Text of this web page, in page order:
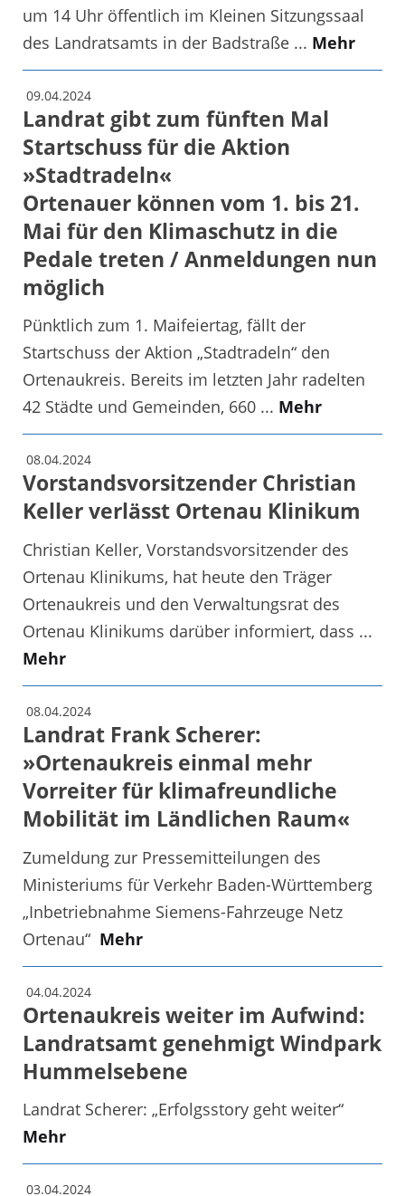
um 14 Uhr öffentlich im Kleinen Sitzungssaal
des Landratsamts in der Badstraße ... Mehr
09.04.2024
Landrat gibt zum fünften Mal
Startschuss für die Aktion
»Stadtradeln«
Ortenauer können vom 1. bis 21.
Mai für den Klimaschutz in die
Pedale treten / Anmeldungen nun
möglich
Pünktlich zum 1. Maifeiertag, fällt der
Startschuss der Aktion „Stadtradeln“ den
Ortenaukreis. Bereits im letzten Jahr radelten
42 Städte und Gemeinden, 660 ... Mehr
08.04.2024
Vorstandsvorsitzender Christian
Keller verlässt Ortenau Klinikum
Christian Keller, Vorstandsvorsitzender des
Ortenau Klinikums, hat heute den Träger
Ortenaukreis und den Verwaltungsrat des
Ortenau Klinikums darüber informiert, dass ...
Mehr
08.04.2024
Landrat Frank Scherer:
»Ortenaukreis einmal mehr
Vorreiter für klimafreundliche
Mobilität im Ländlichen Raum«
Zumeldung zur Pressemitteilungen des
Ministeriums für Verkehr Baden-Württemberg
„Inbetriebnahme Siemens-Fahrzeuge Netz
Ortenau“ Mehr
04.04.2024
Ortenaukreis weiter im Aufwind:
Landratsamt genehmigt Windpark
Hummelsebene
Landrat Scherer: „Erfolgsstory geht weiter“
Mehr
03.04.2024